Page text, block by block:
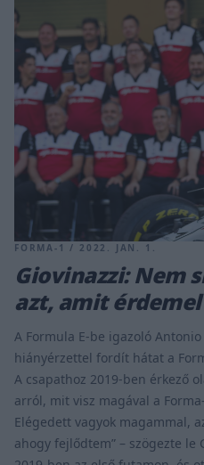
FORMA-1 / 2022. JAN. 1.
Giovinazzi: Nem
azt, amit
A Formula E-be igazoló
hiányérzettel fordít hátat a
A csapathoz 2019-ben érkező
arról, mit visz magával a
Elégedett vagyok magammal,
ahogy fejlődtem” – szögezte le